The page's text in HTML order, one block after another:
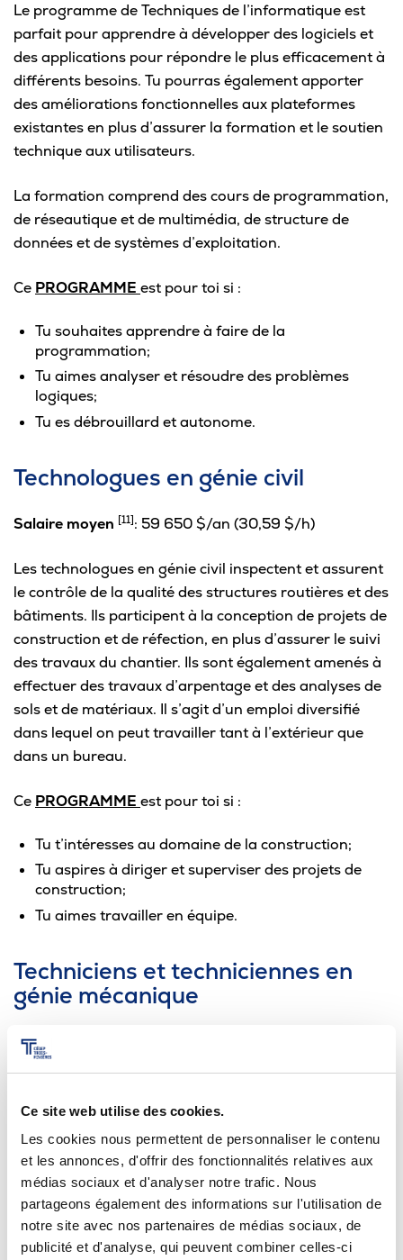
Ce site web utilise des cookies.
Les cookies nous permettent de personnaliser le contenu
et les annonces, d'offrir des fonctionnalités relatives aux
médias sociaux et d'analyser notre trafic. Nous
partageons également des informations sur l'utilisation de
notre site avec nos partenaires de médias sociaux, de
publicité et d'analyse, qui peuvent combiner celles-ci
Le programme de Techniques de l’informatique est
parfait pour apprendre à développer des logiciels et
des applications pour répondre le plus efficacement à
différents besoins. Tu pourras également apporter
des améliorations fonctionnelles aux plateformes
existantes en plus d’assurer la formation et le soutien
technique aux utilisateurs.
La formation comprend des cours de programmation,
de réseautique et de multimédia, de structure de
données et de systèmes d’exploitation.
Ce PROGRAMME est pour toi si :
Tu souhaites apprendre à faire de la
programmation;
Tu aimes analyser et résoudre des problèmes
logiques;
Tu es débrouillard et autonome.
Technologues en génie civil
Salaire moyen [11]: 59 650 $/an (30,59 $/h)
Les technologues en génie civil inspectent et assurent
le contrôle de la qualité des structures routières et des
bâtiments. Ils participent à la conception de projets de
construction et de réfection, en plus d’assurer le suivi
des travaux du chantier. Ils sont également amenés à
effectuer des travaux d’arpentage et des analyses de
sols et de matériaux. Il s’agit d’un emploi diversifié
dans lequel on peut travailler tant à l’extérieur que
dans un bureau.
Ce PROGRAMME est pour toi si :
Tu t’intéresses au domaine de la construction;
Tu aspires à diriger et superviser des projets de
construction;
Tu aimes travailler en équipe.
Techniciens et techniciennes en
génie mécanique
Salaire moyen
technicienne en génie mécanique sont principalement
de concevoir, modéliser, fabriquer et optimiser des
systèmes mécaniques dans différents secteurs :
transports, énergie, ressources naturelles, production,
etc. Les tâches comprennent aussi la planification de
la production et le contrôle de qualité. C’est un
domaine hautement technologique qui exploite des